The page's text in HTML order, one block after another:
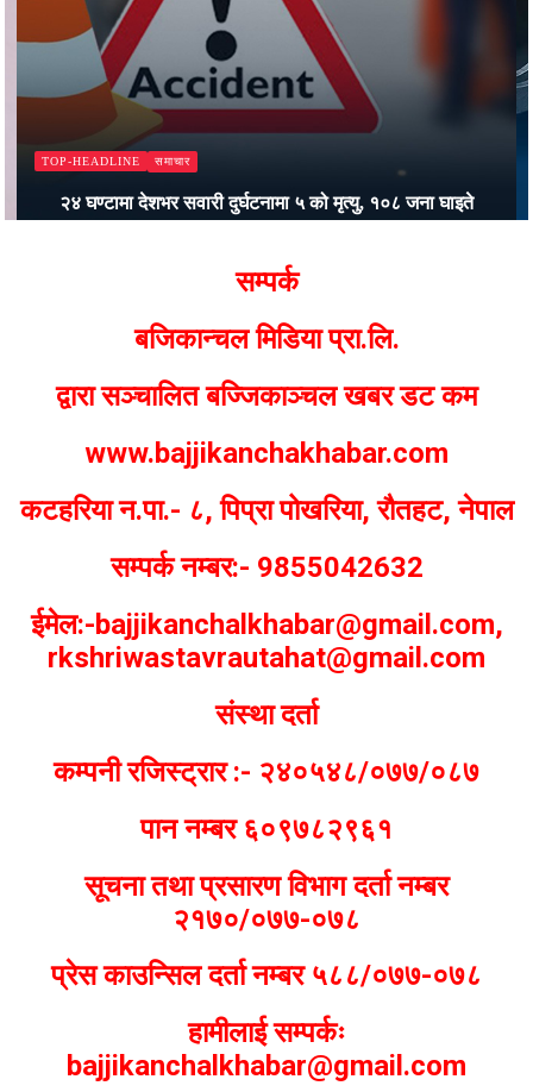
TOP-HEADLINE समाचार
२४ घण्टामा देशभर सवारी दुर्घटनामा ५ को मृत्यु, १०८ जना घाइते
सम्पर्क
बजिकान्चल मिडिया प्रा.लि.
द्वारा सञ्चालित बज्जिकाञ्चल खबर डट कम
www.bajjikanchakhabar.com
कटहरिया न.पा.- ८, पिप्रा पोखरिया, रौतहट, नेपाल
सम्पर्क नम्बर:- 9855042632
ईमेल:-bajjikanchalkhabar@gmail.com,
rkshriwastavrautahat@gmail.com
संस्था दर्ता
कम्पनी रजिस्ट्रार :- २४०५४८/०७७/०८७
पान नम्बर ६०९७८२९६१
सूचना तथा प्रसारण विभाग दर्ता नम्बर
२१७०/०७७-०७८
प्रेस काउन्सिल दर्ता नम्बर ५८८/०७७-०७८
हामीलाई सम्पर्कः
bajjikanchalkhabar@gmail.com